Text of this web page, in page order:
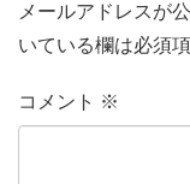
メールアドレスが
いている欄は必須
コメント ※